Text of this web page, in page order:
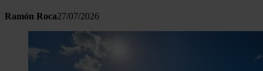
Ramón Roca27/07/2026